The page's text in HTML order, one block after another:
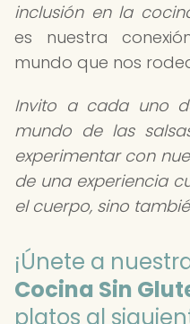
inclusión en la
es nuestra
mundo que nos
Invito a cada uno
mundo de las
experimentar con
de una experiencia
el cuerpo, sino
¡Únete a
Cocina Sin
platos al